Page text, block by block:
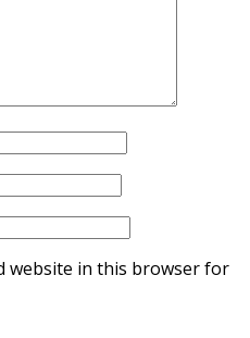
website in this browser for